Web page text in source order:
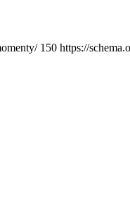
150 https://